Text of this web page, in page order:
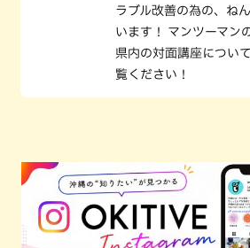
ラブル改善の為の、ね
います！ マンツーマン
県内の対面講座につい
覧ください！